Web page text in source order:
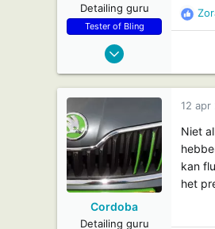
Detailing guru
Tester of Bling
4 mei 2015
193
Leersum (Utrecht)
R
e
s
:
Cordoba
Detailing guru
12 apr
Niet
kan
het